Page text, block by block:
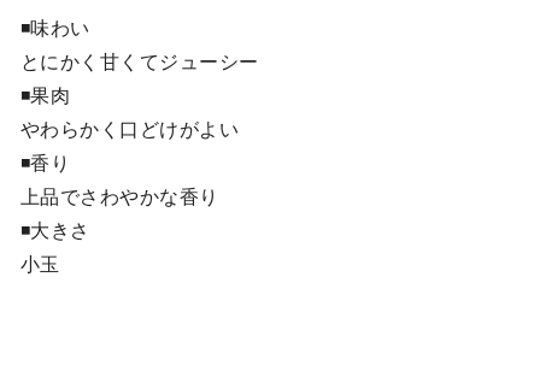
◾️味わい
とにかく甘くてジューシー
◾️果肉
やわらかく口どけがよい
◾️香り
上品でさわやかな香り
◾️大きさ
小玉